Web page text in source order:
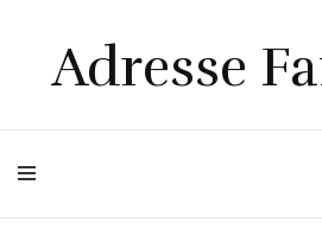
Adresse